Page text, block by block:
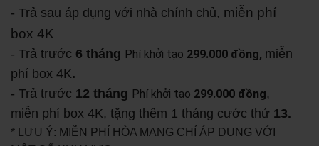
- Trả sau áp dụng với nhà chính chủ, miễn phí
box 4K
- Trả trước 6 tháng Phí khởi tạo 299.000 đồng, miễn
phí box 4K.
- Trả trước 12 tháng Phí khởi tạo 299.000 đồng,
miễn phí box 4K, tặng thêm 1 tháng cước thứ 13.
* LƯU Ý: MIỄN PHÍ HÒA MẠNG CHỈ ÁP DỤNG VỚI